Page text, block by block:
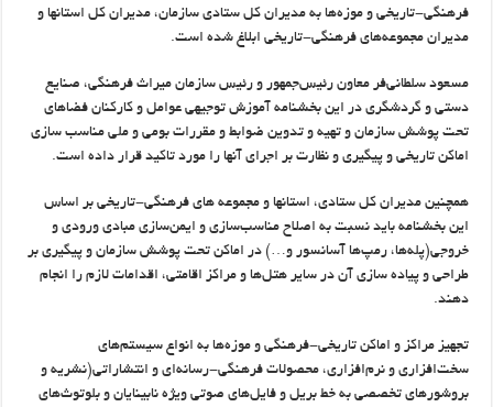
فرهنگی-تاریخی و موزه‌ها به مدیران کل ستادی سازمان، مدیران کل استانها و
مدیران مجموعه‌های فرهنگی-تاریخی ابلاغ شده است.
مسعود سلطانی‌فر معاون رئیس‌جمهور و رئیس سازمان میراث فرهنگی، صنایع
دستی و گردشگری در این بخشنامه آموزش توجیهی عوامل و کارکنان فضاهای
تحت پوشش سازمان و تهیه و تدوین ضوابط و مقررات بومی و ملی مناسب سازی
اماکن تاریخی و پیگیری و نظارت بر اجرای آنها را مورد تاکید قرار داده است.
همچنین مدیران کل ستادی، استانها و مجموعه های فرهنگی-تاریخی بر اساس
این بخشنامه باید نسبت به اصلاح مناسب‌سازی و ایمن‌سازی مبادی ورودی و
خروجی(پله‌ها، رمپ‌ها آسانسور و…) در اماکن تحت پوشش سازمان و پیگیری بر
طراحی و پیاده سازی آن در سایر هتل‌ها و مراکز اقامتی، اقدامات لازم را انجام
دهند.
تجهیز مراکز و اماکن تاریخی-فرهنگی و موزه‌ها به انواع سیستم‌های
سخت‌افزاری و نرم‌افزاری، محصولات فرهنگی-رسانه‌ای و انتشاراتی(نشریه و
بروشورهای تخصصی به خط بریل و فایل‌های صوتی ویژه نابینایان و بلوتوث‌های